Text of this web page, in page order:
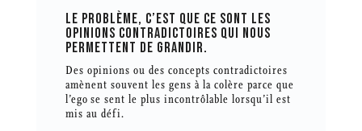
LE PROBLÈME, C’EST QUE CE SONT LES
OPINIONS CONTRADICTOIRES QUI NOUS
PERMETTENT DE GRANDIR.
Des opinions ou des concepts contradictoires
amènent souvent les gens à la colère parce que
l’ego se sent le plus incontrôlable lorsqu’il est
mis au défi.